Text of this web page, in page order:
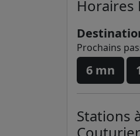
Horaires
Prochains
6 mn
Stations